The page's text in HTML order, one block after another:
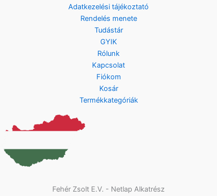
Adatkezelési tájékoztató
Rendelés menete
Tudástár
GYIK
Rólunk
Kapcsolat
Fiókom
Kosár
Termékkategóriák
Fehér Zsolt E.V. - Netlap Alkatrész